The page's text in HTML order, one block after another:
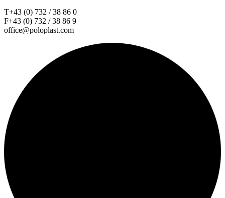
T+43 (0) 732 / 38 86 0
F+43 (0) 732 / 38 86 9
office@poloplast.com